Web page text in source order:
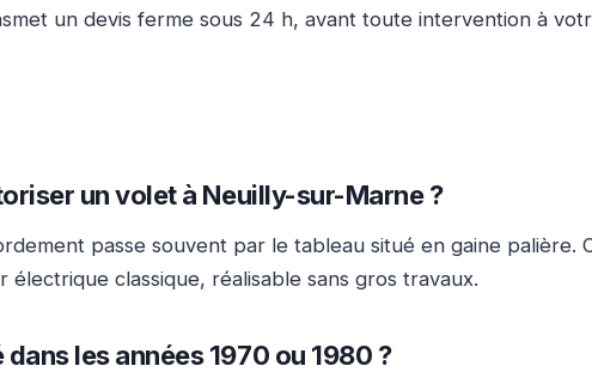
un devis ferme sous 24 h, avant toute intervention à
un volet à Neuilly-sur-Marne ?
passe souvent par le tableau situé en gaine palière.
classique, réalisable sans gros travaux.
les années 1970 ou 1980 ?